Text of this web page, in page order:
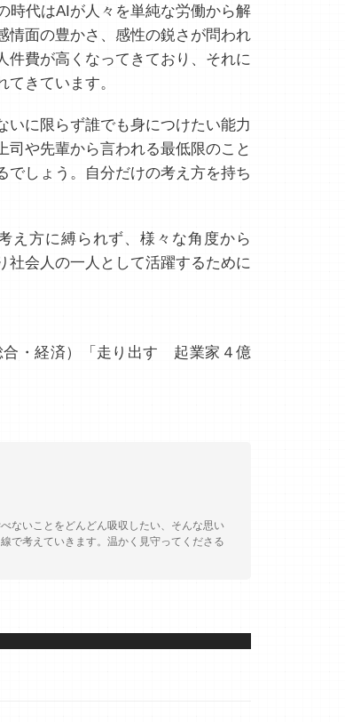
代はAIが人々を単純な労働から解
情面の豊かさ、感性の鋭さが問われ
件費が高くなってきており、それに
きています。
に限らず誰でも身につけたい能力
司や先輩から言われる最低限のこと
でしょう。自分だけの考え方を持ち
方に縛られず、様々な角度から
社会人の一人として活躍するために
・経済）「走り出す 起業家４億
ないことをどんどん吸収したい、そんな思い
で考えていきます。温かく見守ってくださる